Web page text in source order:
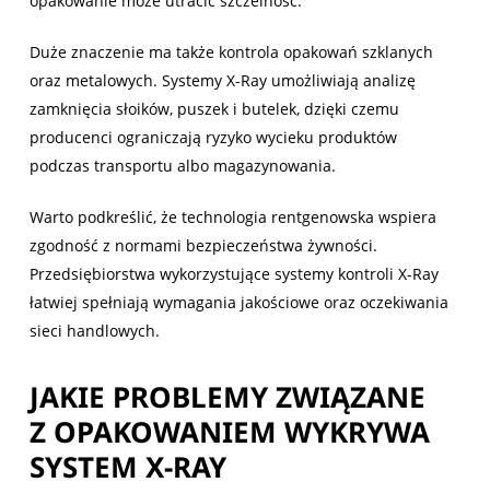
Duże znaczenie ma także kontrola opakowań szklanych
oraz metalowych. Systemy X-Ray umożliwiają analizę
zamknięcia słoików, puszek i butelek, dzięki czemu
producenci ograniczają ryzyko wycieku produktów
podczas transportu albo magazynowania.
Warto podkreślić, że technologia rentgenowska wspiera
zgodność z normami bezpieczeństwa żywności.
Przedsiębiorstwa wykorzystujące systemy kontroli X-Ray
łatwiej spełniają wymagania jakościowe oraz oczekiwania
sieci handlowych.
JAKIE PROBLEMY ZWIĄZANE
Z OPAKOWANIEM WYKRYWA
SYSTEM X-RAY